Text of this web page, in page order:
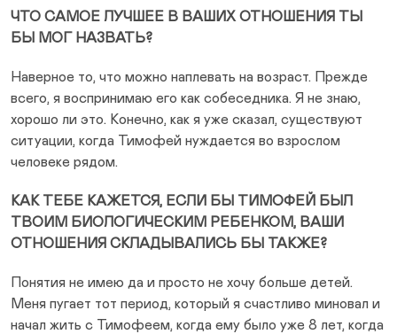
ЧТО САМОЕ ЛУЧШЕЕ В ВАШИХ ОТНОШЕНИЯ ТЫ
БЫ МОГ НАЗВАТЬ?
Наверное то, что можно наплевать на возраст. Прежде
всего, я воспринимаю его как собеседника. Я не знаю,
хорошо ли это. Конечно, как я уже сказал, существуют
ситуации, когда Тимофей нуждается во взрослом
человеке рядом.
КАК ТЕБЕ КАЖЕТСЯ, ЕСЛИ БЫ ТИМОФЕЙ БЫЛ
ТВОИМ БИОЛОГИЧЕСКИМ РЕБЕНКОМ, ВАШИ
ОТНОШЕНИЯ СКЛАДЫВАЛИСЬ БЫ ТАКЖЕ?
Понятия не имею да и просто не хочу больше детей.
Меня пугает тот период, который я счастливо миновал и
начал жить с Тимофеем, когда ему было уже 8 лет, когда